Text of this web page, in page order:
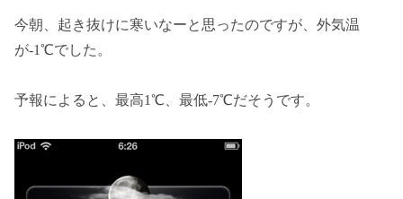
今朝、起き抜けに寒いなーと思ったのですが、外気温
が-1℃でした。
予報によると、最高1℃、最低-7℃だそうです。